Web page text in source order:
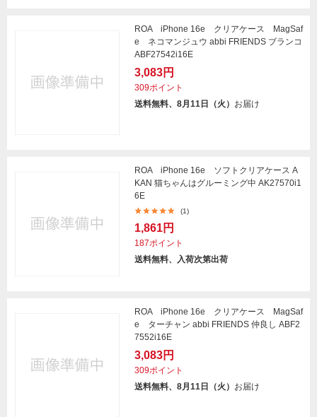
ROA iPhone 16e クリアケース MagSaf
e ネコマンジュウ abbi FRIENDS ブランコ
ABF27542i16E
3,083円
309ポイント
送料無料、8月11日（火） お届け
ROA iPhone 16e ソフトクリアケース A
KAN 猫ちゃんはグルーミング中 AK27570i1
6E
(1)
1,861円
187ポイント
送料無料、入荷次第出荷
ROA iPhone 16e クリアケース MagSaf
e ターチャン abbi FRIENDS 仲良し ABF2
7552i16E
3,083円
309ポイント
送料無料、8月11日（火） お届け